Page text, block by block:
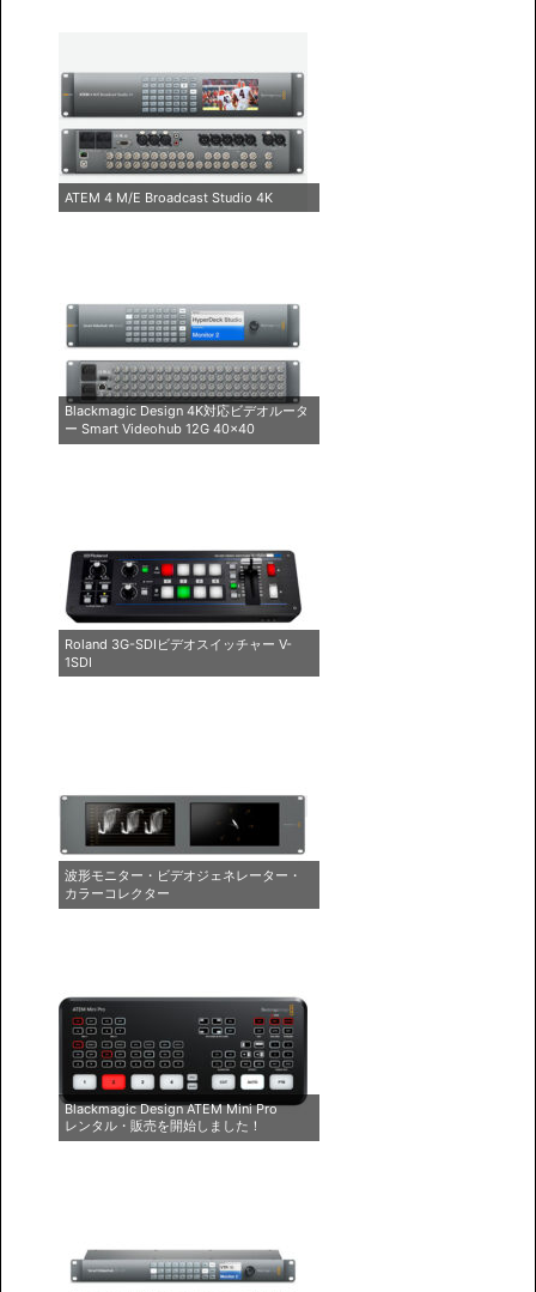
ATEM 4 M/E Broadcast Studio 4K
Blackmagic Design 4K対応ビデオルータ
ー Smart Videohub 12G 40×40
Roland 3G-SDIビデオスイッチャー V-
1SDI
波形モニター・ビデオジェネレーター・
カラーコレクター
Blackmagic Design ATEM Mini Pro
レンタル・販売を開始しました！